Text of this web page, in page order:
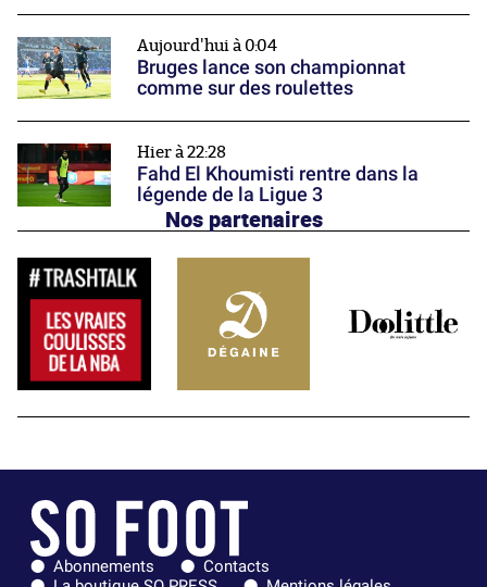
Aujourd'hui à 0:04
Bruges lance son championnat
comme sur des roulettes
Hier à 22:28
Fahd El Khoumisti rentre dans la
légende de la Ligue 3
Nos partenaires
Abonnements
Contacts